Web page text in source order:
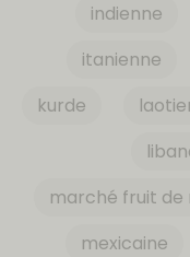
indienne
itanienne
kurde
marché fruit de
mexicaine